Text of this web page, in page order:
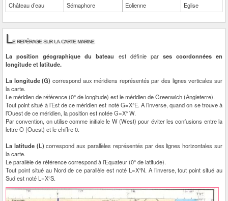
Château d’eau Sémaphore Eolienne Eglise
Le repérage sur la carte marine
La position géographique du bateau est définie par ses coordonnées en
longitude et latitude.
La longitude (G) correspond aux méridiens représentés par des lignes verticales sur
la carte.
Le méridien de référence (0° de longitude) est le méridien de Greenwich (Angleterre).
Tout point situé à l’Est de ce méridien est noté G=X°E. A l’inverse, quand on se trouve à
l’Ouest de ce méridien, la position est notée G=X° W.
Par convention, on utilise comme initiale le W (West) pour éviter les confusions entre la
lettre O (Ouest) et le chiffre 0.
La latitude (L)correspond aux parallèles représentés par des lignes horizontales sur
la carte.
Le parallèle de référence correspond à l’Equateur (0° de latitude).
Tout point situé au Nord de ce parallèle est noté L=X°N. A l’inverse, tout point situé au
Sud est noté L=X°S.